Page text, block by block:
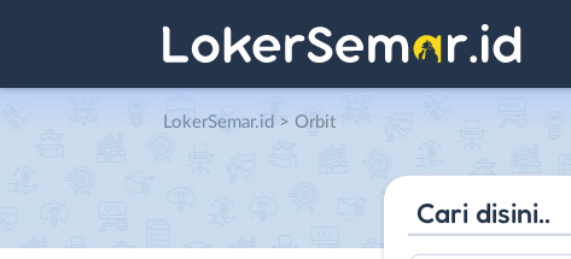
LokerSemar.id > Orbit